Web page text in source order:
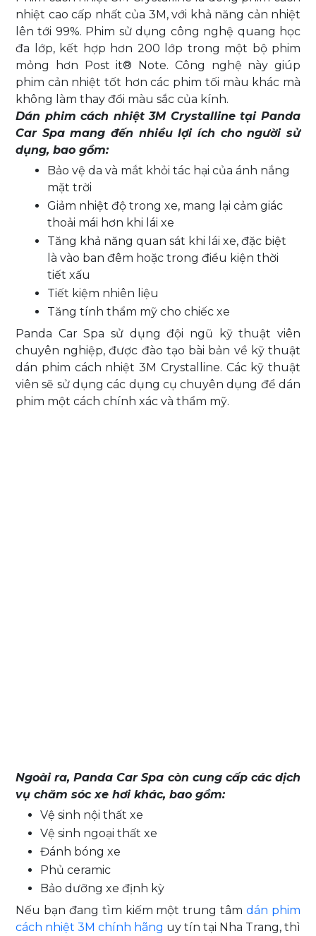
nhiệt cao cấp nhất của 3M, với khả năng cản nhiệt
lên tới 99%. Phim sử dụng công nghệ quang học
đa lớp, kết hợp hơn 200 lớp trong một bộ phim
mỏng hơn Post it® Note. Công nghệ này giúp
phim cản nhiệt tốt hơn các phim tối màu khác mà
không làm thay đổi màu sắc của kính.
Dán phim cách nhiệt 3M Crystalline tại Panda
Car Spa mang đến nhiều lợi ích cho người sử
dụng, bao gồm:
Bảo vệ da và mắt khỏi tác hại của ánh nắng
mặt trời
Giảm nhiệt độ trong xe, mang lại cảm giác
thoải mái hơn khi lái xe
Tăng khả năng quan sát khi lái xe, đặc biệt
là vào ban đêm hoặc trong điều kiện thời
tiết xấu
Tiết kiệm nhiên liệu
Tăng tính thẩm mỹ cho chiếc xe
Panda Car Spa sử dụng đội ngũ kỹ thuật viên
chuyên nghiệp, được đào tạo bài bản về kỹ thuật
dán phim cách nhiệt 3M Crystalline. Các kỹ thuật
viên sẽ sử dụng các dụng cụ chuyên dụng để dán
phim một cách chính xác và thẩm mỹ.
Ngoài ra, Panda Car Spa còn cung cấp các dịch
vụ chăm sóc xe hơi khác, bao gồm:
Vệ sinh nội thất xe
Vệ sinh ngoại thất xe
Đánh bóng xe
Phủ ceramic
Bảo dưỡng xe định kỳ
Nếu bạn đang tìm kiếm một trung tâmdán phim
cách nhiệt 3M chính hãng uy tín tại Nha Trang, thì